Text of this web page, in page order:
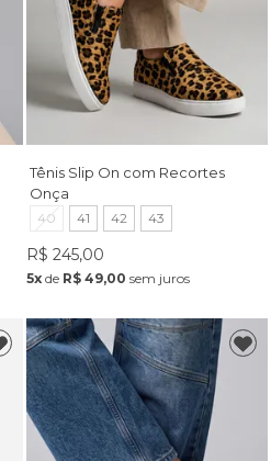
Tênis Slip On com Recortes
Onça
40 41 42 43
R$ 245,00
5x de R$ 49,00 sem juros